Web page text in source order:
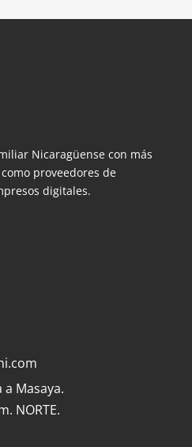
Nicaragüense con más
proveedores de
digitales.
Masaya.
NORTE.